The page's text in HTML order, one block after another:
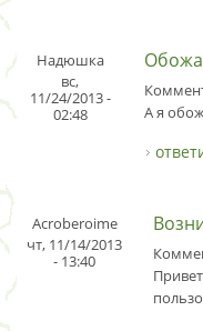
Надюшка
вс,
11/24/2013 -
02:48
А я
Acroberoime
чт, 11/14/2013
- 13:40